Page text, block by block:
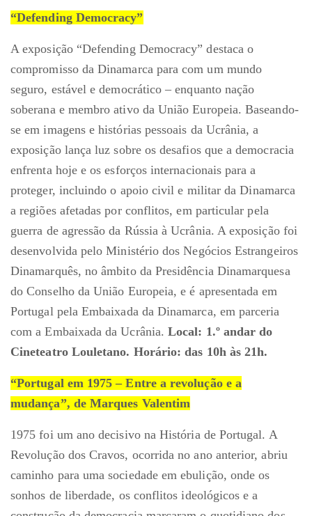
“Defending Democracy”
A exposição “Defending Democracy” destaca o
compromisso da Dinamarca para com um mundo
seguro, estável e democrático – enquanto nação
soberana e membro ativo da União Europeia. Baseando-
se em imagens e histórias pessoais da Ucrânia, a
exposição lança luz sobre os desafios que a democracia
enfrenta hoje e os esforços internacionais para a
proteger, incluindo o apoio civil e militar da Dinamarca
a regiões afetadas por conflitos, em particular pela
guerra de agressão da Rússia à Ucrânia. A exposição foi
desenvolvida pelo Ministério dos Negócios Estrangeiros
Dinamarquês, no âmbito da Presidência Dinamarquesa
do Conselho da União Europeia, e é apresentada em
Portugal pela Embaixada da Dinamarca, em parceria
com a Embaixada da Ucrânia.Local: 1.º andar do
Cineteatro Louletano. Horário: das 10h às 21h.
“Portugal em 1975 – Entre a revolução e a
mudança”, de Marques Valentim
1975 foi um ano decisivo na História de Portugal. A
Revolução dos Cravos, ocorrida no ano anterior, abriu
caminho para uma sociedade em ebulição, onde os
sonhos de liberdade, os conflitos ideológicos e a